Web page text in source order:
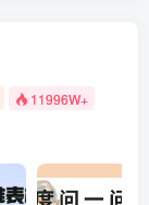
11996W+